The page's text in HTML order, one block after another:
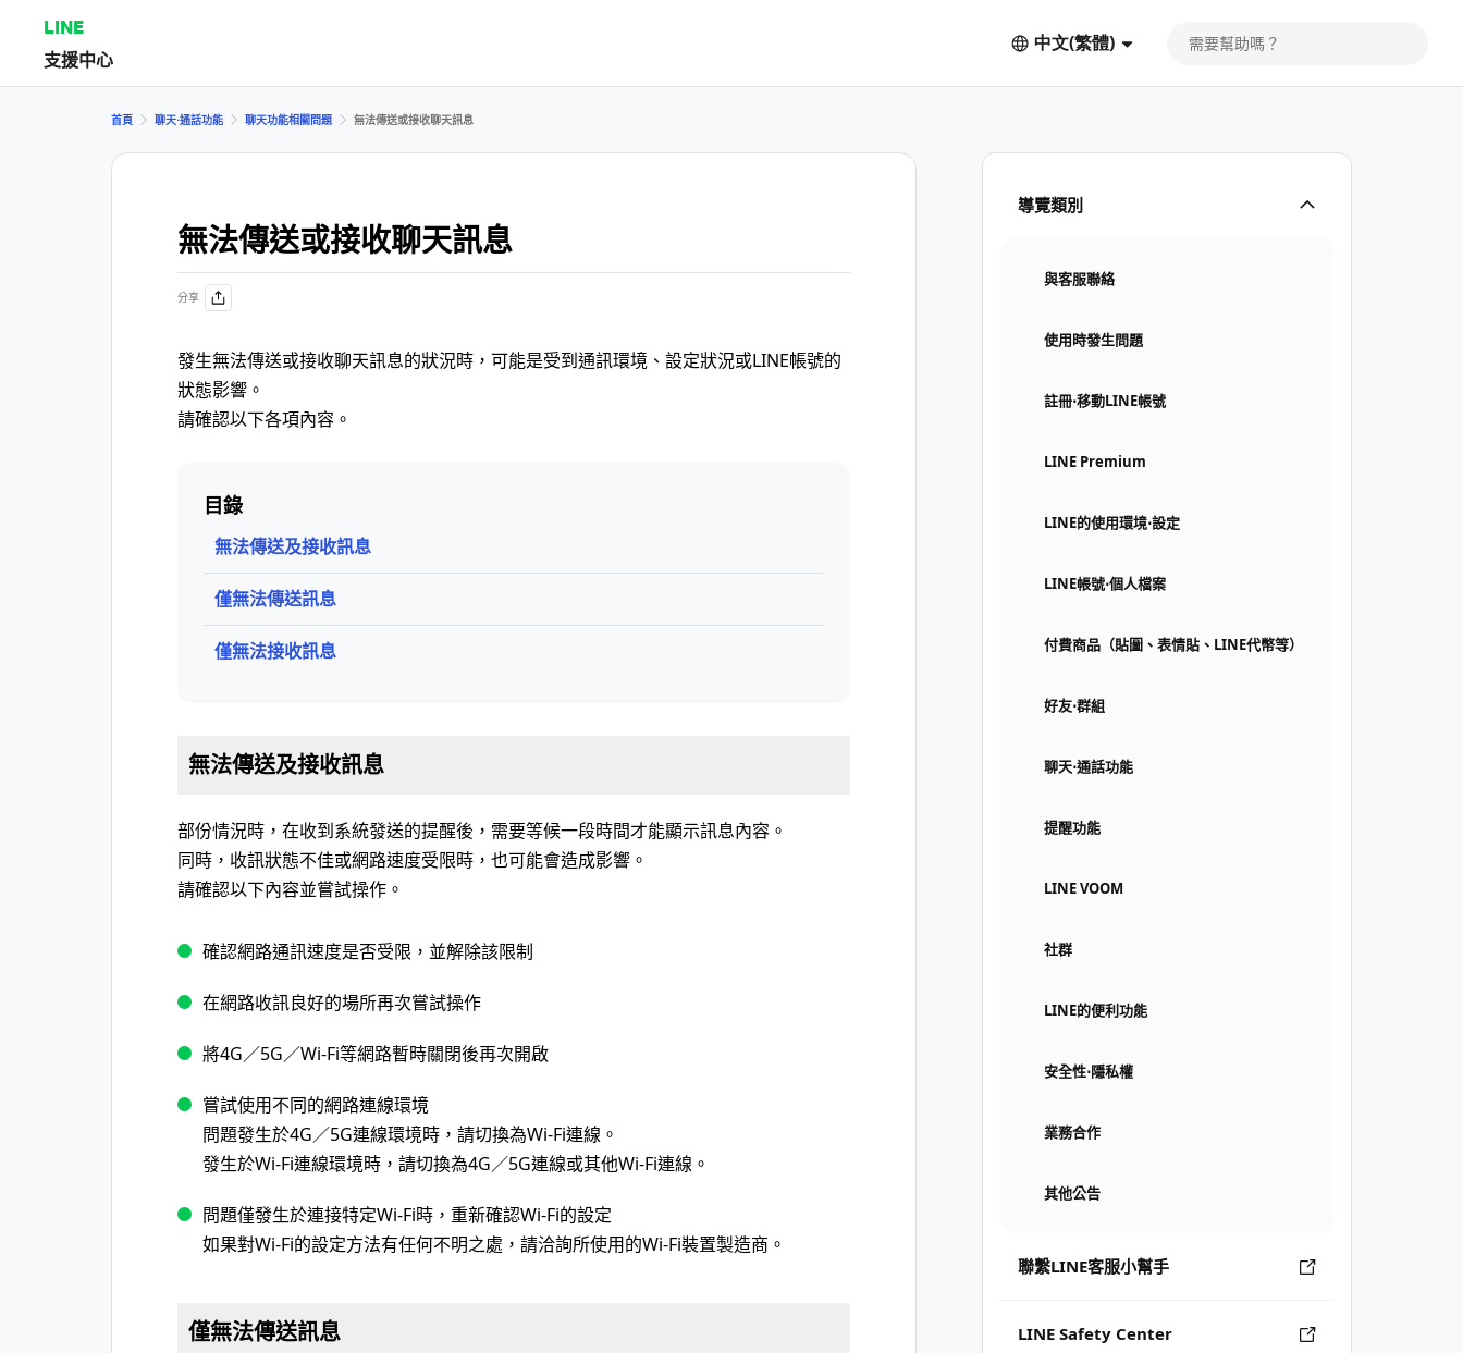
LINE
支援中心
中文(繁體)
導覽類別
與客服聯絡
使用時發生問題
註冊⋅移動LINE帳號
LINE Premium
LINE的使用環境⋅設定
LINE帳號⋅個人檔案
付費商品（貼圖、表情貼、LINE代幣等）
好友⋅群組
聊天⋅通話功能
提醒功能
LINE VOOM
社群
LINE的便利功能
安全性⋅隱私權
業務合作
其他公告
聯繫LINE客服小幫手
LINE Safety Center
首頁 聊天⋅通話功能 聊天功能相關問題 無法傳送或接收聊天訊息
無法傳送或接收聊天訊息
分享
發生無法傳送或接收聊天訊息的狀況時，可能是受到通訊環境、設定狀況或LINE帳號的
狀態影響。
請確認以下各項內容。
目錄
無法傳送及接收訊息
僅無法傳送訊息
僅無法接收訊息
無法傳送及接收訊息
部份情況時，在收到系統發送的提醒後，需要等候一段時間才能顯示訊息內容。
同時，收訊狀態不佳或網路速度受限時，也可能會造成影響。
請確認以下內容並嘗試操作。
確認網路通訊速度是否受限，並解除該限制
在網路收訊良好的場所再次嘗試操作
將4G／5G／Wi-Fi等網路暫時關閉後再次開啟
嘗試使用不同的網路連線環境
問題發生於4G／5G連線環境時，請切換為Wi-Fi連線。
發生於Wi-Fi連線環境時，請切換為4G／5G連線或其他Wi-Fi連線。
問題僅發生於連接特定Wi-Fi時，重新確認Wi-Fi的設定
如果對Wi-Fi的設定方法有任何不明之處，請洽詢所使用的Wi-Fi裝置製造商。
僅無法傳送訊息